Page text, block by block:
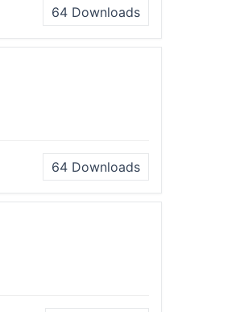
64 Downloads
64 Downloads